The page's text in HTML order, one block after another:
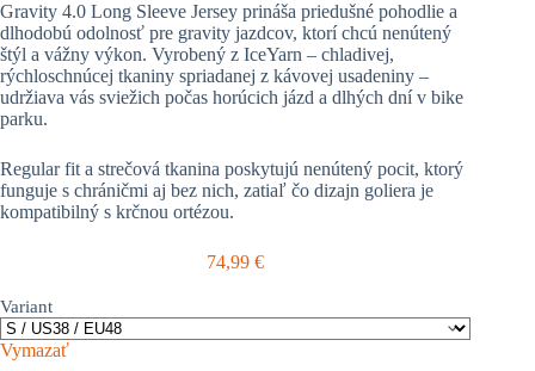
Gravity 4.0 Long Sleeve Jersey prináša priedušné pohodlie a
dlhodobú odolnosť pre gravity jazdcov, ktorí chcú nenútený
štýl a vážny výkon. Vyrobený z IceYarn – chladivej,
rýchloschnúcej tkaniny spriadanej z kávovej usadeniny –
udržiava vás sviežich počas horúcich jázd a dlhých dní v bike
parku.
Regular fit a strečová tkanina poskytujú nenútený pocit, ktorý
funguje s chráničmi aj bez nich, zatiaľ čo dizajn goliera je
kompatibilný s krčnou ortézou.
74,99€
Variant
Vymazať